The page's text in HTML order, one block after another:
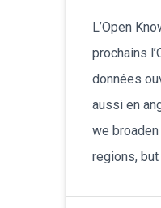
L’Open
prochains
données
aussi en
we
regions,